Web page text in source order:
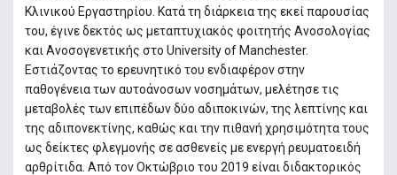
Κλινικού Εργαστηρίου. Κατά τη διάρκεια της εκεί παρουσίας
του, έγινε δεκτός ως μεταπτυχιακός φοιτητής Ανοσολογίας
και Ανοσογενετικής στο University of Manchester.
Εστιάζοντας το ερευνητικό του ενδιαφέρον στην
παθογένεια των αυτοάνοσων νοσημάτων, μελέτησε τις
μεταβολές των επιπέδων δύο αδιποκινών, της λεπτίνης και
της αδιπονεκτίνης, καθώς και την πιθανή χρησιμότητα τους
ως δείκτες φλεγμονής σε ασθενείς με ενεργή ρευματοειδή
αρθρίτιδα. Από τον Οκτώβριο του 2019 είναι διδακτορικός